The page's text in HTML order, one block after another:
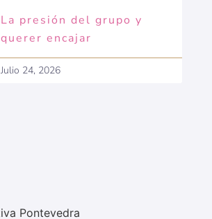
La presión del grupo y
querer encajar
Julio 24, 2026